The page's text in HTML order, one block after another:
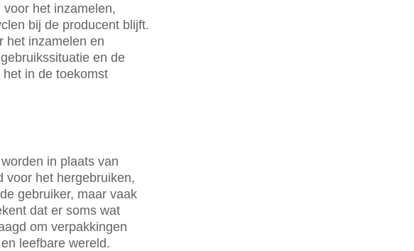
het inzamelen,
bij de producent blijft.
het inzamelen en
en de
in de toekomst
in plaats van
voor het hergebruiken,
gebruiker, maar vaak
dat er soms wat
om verpakkingen
leefbare wereld.